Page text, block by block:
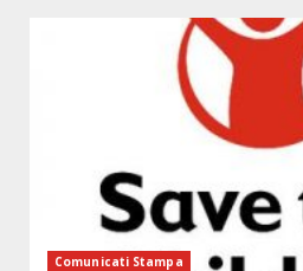
Comunicati Stampa